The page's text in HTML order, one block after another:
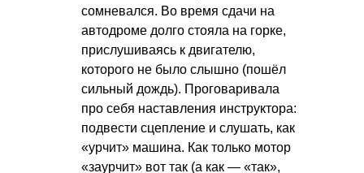
сомневался. Во время сдачи на
автодроме долго стояла на горке,
прислушиваясь к двигателю,
которого не было слышно (пошёл
сильный дождь). Проговаривала
про себя наставления инструктора:
подвести сцепление и слушать, как
«урчит» машина. Как только мотор
«заурчит» вот так (а как — «так»,